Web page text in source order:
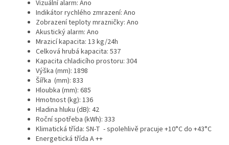
Vizuální alarm: Ano
Indikátor rychlého zmrazení: Ano
Zobrazení teploty mrazničky: Ano
Akustický alarm: Ano
Mrazicí kapacita: 13 kg/24h
Celková hrubá kapacita: 537
Kapacita chladicího prostoru: 304
Výška (mm): 1898
Šířka (mm): 833
Hloubka (mm): 685
Hmotnost (kg): 136
Hladina hluku (dB): 42
Roční spotřeba (kWh): 333
Klimatická třída: SN-T - spolehlivě pracuje +10°C do +43°C
Energetická třída A ++